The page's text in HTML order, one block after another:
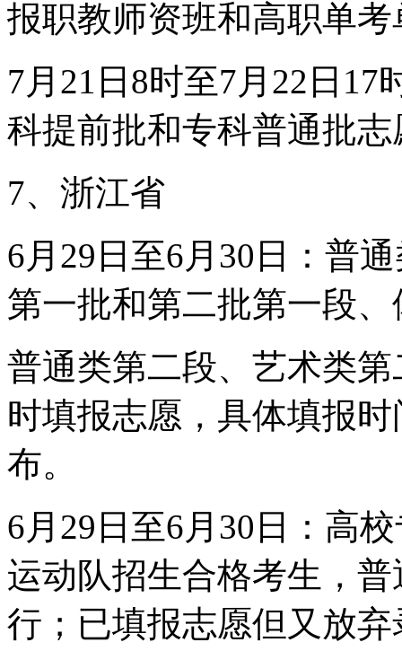
报职教师资班和高职单
7月21日8时至7月22日
科提前批和专科普通批志
7、浙江省
6月29日至6月30日：普
第一批和第二批第一段
普通类第二段、艺术类
时填报志愿，具体填报
布。
6月29日至6月30日：高
运动队招生合格考生，
行；已填报志愿但又放